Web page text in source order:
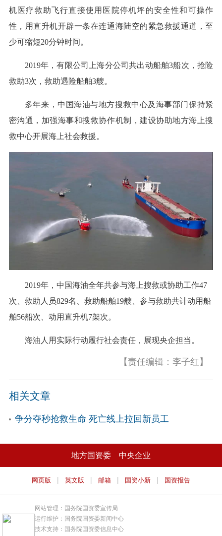
机医疗救助飞行直接使用医院停机坪的安全性和可操作
性，用直升机开辟一条在连通海陆空的紧急救援通道，至
少可缩短20分钟时间。
2019年，有限公司上海分公司共出动船舶3船次，抢险
救助3次，救助遇险船舶3艘。
多年来，中国海油与地方搜救中心及海事部门保持紧
密沟通，加强海事和搜救协作机制，建设协助地方海上搜
救中心开展海上社会救援。
2019年，中国海油全年共参与海上搜救或协助工作47
次、救助人员829名、救助船舶19艘、参与救助共计动用船
舶56船次、动用直升机7架次。
海油人用实际行动履行社会责任，展现央企担当。
【责任编辑：李子红】
相关文章
争分夺秒抢救生命 死亡线上拉回新员工
地方国资委 中央企业
网页版 | 英文版 | 邮箱 | 国资小新 | 国资报告
网站管理：国务院国资委宣传局
运行维护：国务院国资委新闻中心
技术支持：国务院国资委信息中心